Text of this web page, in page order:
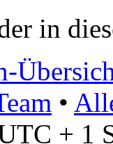
in
•
+ 1